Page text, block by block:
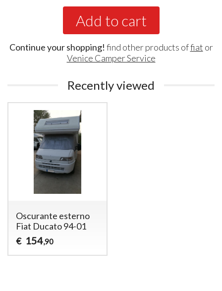
Add to cart
Continue your shopping! find other products offiat or
Venice Camper Service
Recently viewed
Oscurante esterno
Fiat Ducato 94-01
€ 154,90